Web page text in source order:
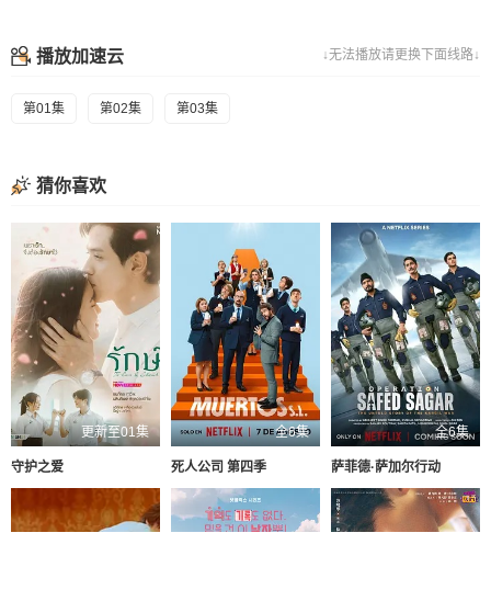
↓无法播放请更换下面线路↓
播放加速云
第01集 第02集 第03集
猜你喜欢
更新至01集
守护之爱
全6集
死人公司 第四季
全6集
萨菲德·萨加尔行动